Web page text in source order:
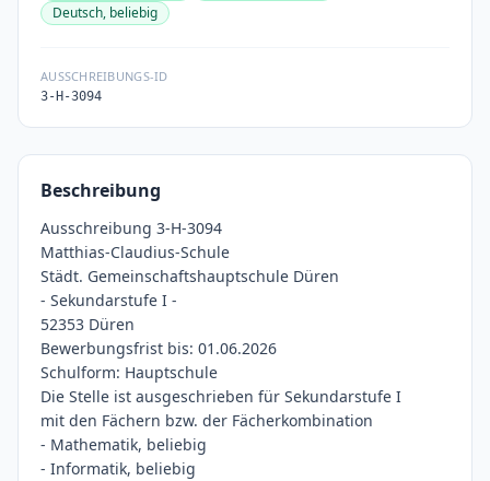
Deutsch, beliebig
AUSSCHREIBUNGS-ID
3-H-3094
Beschreibung
Ausschreibung 3-H-3094
Matthias-Claudius-Schule
Städt. Gemeinschaftshauptschule Düren
- Sekundarstufe I -
52353 Düren
Bewerbungsfrist bis: 01.06.2026
Schulform: Hauptschule
Die Stelle ist ausgeschrieben für Sekundarstufe I
mit den Fächern bzw. der Fächerkombination
- Mathematik, beliebig
- Informatik, beliebig